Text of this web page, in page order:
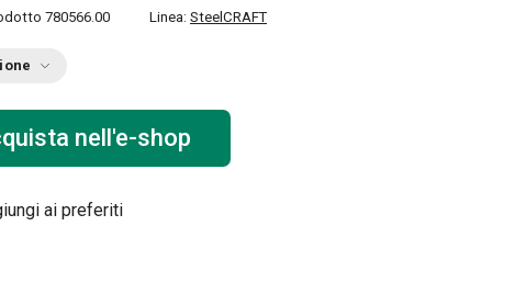
780566.00 Linea: SteelCRAFT
nell'e-shop
ai preferiti